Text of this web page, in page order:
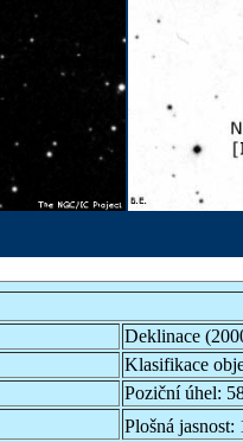
Deklinace
Klasifikace
Poziční úhel:
Plošná jasnost: